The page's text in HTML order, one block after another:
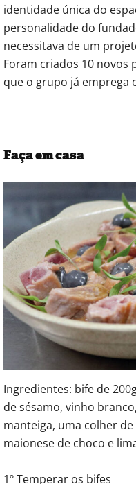
identidade única do
personalidade do
necessitava de um
Foram criados 10 novos
que o grupo já emprega
Faça em casa
Ingredientes: bife de
de sésamo, vinho
manteiga, uma colher
maionese de choco e
1º Temperar os bifes